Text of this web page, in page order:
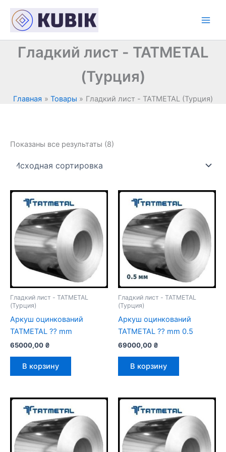
содержимому
Гладкий лист - TATMETAL
(Турция)
Главная Товары Гладкий лист - TATMETAL (Турция)
Показаны все результаты (8)
Гладкий лист - TATMETAL
(Турция)
Аркуш оцинкований
TATMETAL ⁇ mm
65000,00 ₴
В корзину
Гладкий лист - TATMETAL
(Турция)
Аркуш оцинкований
TATMETAL ⁇ mm 0.5
69000,00 ₴
В корзину